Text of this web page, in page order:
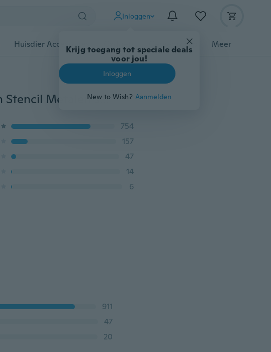
Inloggen
Krijg toegang tot speciale deals
voor jou!
Inloggen
New to Wish? Aanmelden
Huisdier Accessoires Gereedschap Meer
Nieuwe stijlvolle aangepaste achtergrondfilm Stencil Metalen stansmessen Snijden Praktijk Hands-on DIY Scrapbooking Album Craft
754
157
47
14
6
911
47
20